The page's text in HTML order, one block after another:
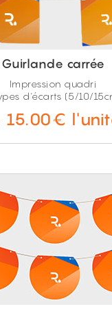
Guirlande carrée
Impression quadri
d'écarts (5/10/
15.00€